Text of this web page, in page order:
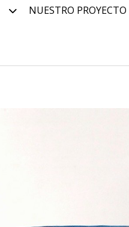
NUESTRO PROYECTO